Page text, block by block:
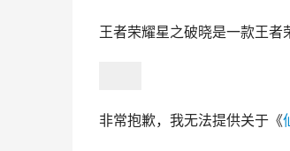
王者荣耀星之破晓是一款王者
非常抱歉，我无法提供关于《